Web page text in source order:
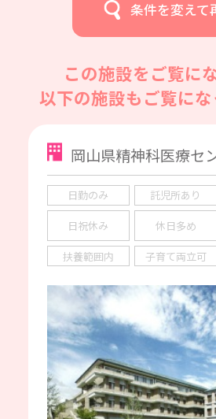
条件を変えて
この施設をご覧に
以下の施設もご覧にな
岡山県精神科医療セ
日勤のみ 託児所あり
日祝休み 休日多め
扶養範囲内
子育て両立可